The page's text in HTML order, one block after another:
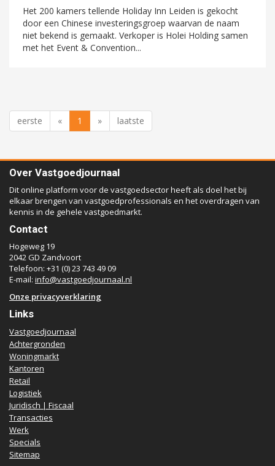
Het 200 kamers tellende Holiday Inn Leiden is gekocht
door een Chinese investeringsgroep waarvan de naam
niet bekend is gemaakt. Verkoper is Holei Holding samen
met het Event & Convention...
eerste « 1 » laatste
Over Vastgoedjournaal
Dit online platform voor de vastgoedsector heeft als doel het bij
elkaar brengen van vastgoedprofessionals en het overdragen van
kennis in de gehele vastgoedmarkt.
Contact
Hogeweg 19
2042 GD Zandvoort
Telefoon: +31 (0) 23 743 49 09
E-mail: info@vastgoedjournaal.nl
Onze privacyverklaring
Links
Vastgoedjournaal
Achtergronden
Woningmarkt
Kantoren
Retail
Logistiek
Juridisch | Fiscaal
Transacties
Werk
Specials
Sitemap